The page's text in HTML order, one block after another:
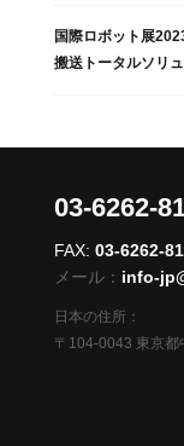
国際ロボット展
搬送トータルソリ
03-6262-
FAX: 03-6262-
メール： info-
日本の住所：
〒104-0043 東京都